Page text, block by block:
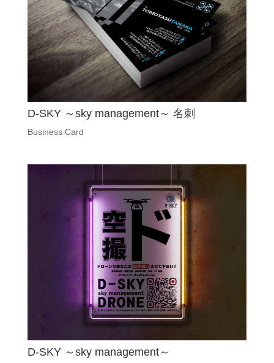
D-SKY ～sky management～ 名刺
Business Card
D-SKY ～sky management～